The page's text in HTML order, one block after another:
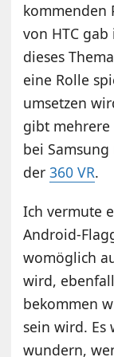
kommenden
von HTC
dieses
eine Rolle
umsetzen
gibt mehrere
bei
der360 VR.
Ich vermute
Android-
womöglich
wird,
bekommen
sein wird. Es
wundern,